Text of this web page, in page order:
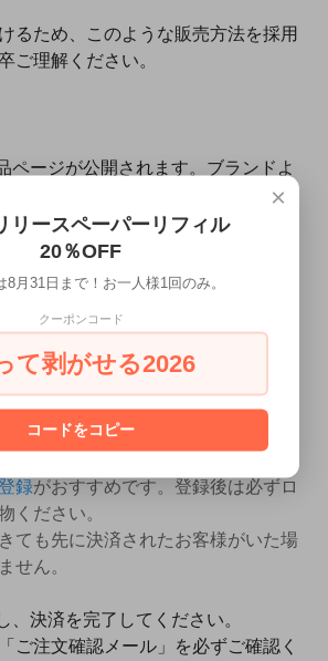
るため、このような販売方法を採用
ご理解ください。
ページが公開されます。ブランドよ
在庫0（SOLD OUT）の状態で購入
なり、購入可能な状態を見逃される
人気商品ため何卒ご理解ください。
品は、ご希望の個体を選択しカート
録がおすすめです。登録後は必ずロ
ください。
ても先に決済されたお客様がいた場
せん。
、決済を完了してください。
ご注文確認メール」を必ずご確認く
×
リースペーパーリフィル
20％OFF
8月31日まで！お一人様1回のみ。
クーポンコード
て剥がせる2026
コードをコピー